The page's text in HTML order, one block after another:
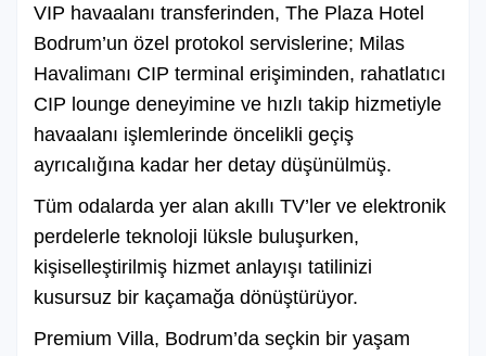
VIP havaalanı transferinden, The Plaza Hotel
Bodrum’un özel protokol servislerine; Milas
Havalimanı CIP terminal erişiminden, rahatlatıcı
CIP lounge deneyimine ve hızlı takip hizmetiyle
havaalanı işlemlerinde öncelikli geçiş
ayrıcalığına kadar her detay düşünülmüş.
Tüm odalarda yer alan akıllı TV’ler ve elektronik
perdelerle teknoloji lüksle buluşurken,
kişiselleştirilmiş hizmet anlayışı tatilinizi
kusursuz bir kaçamağa dönüştürüyor.
Premium Villa, Bodrum’da seçkin bir yaşam